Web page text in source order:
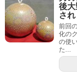
後
され
前回
化の
の使
た...